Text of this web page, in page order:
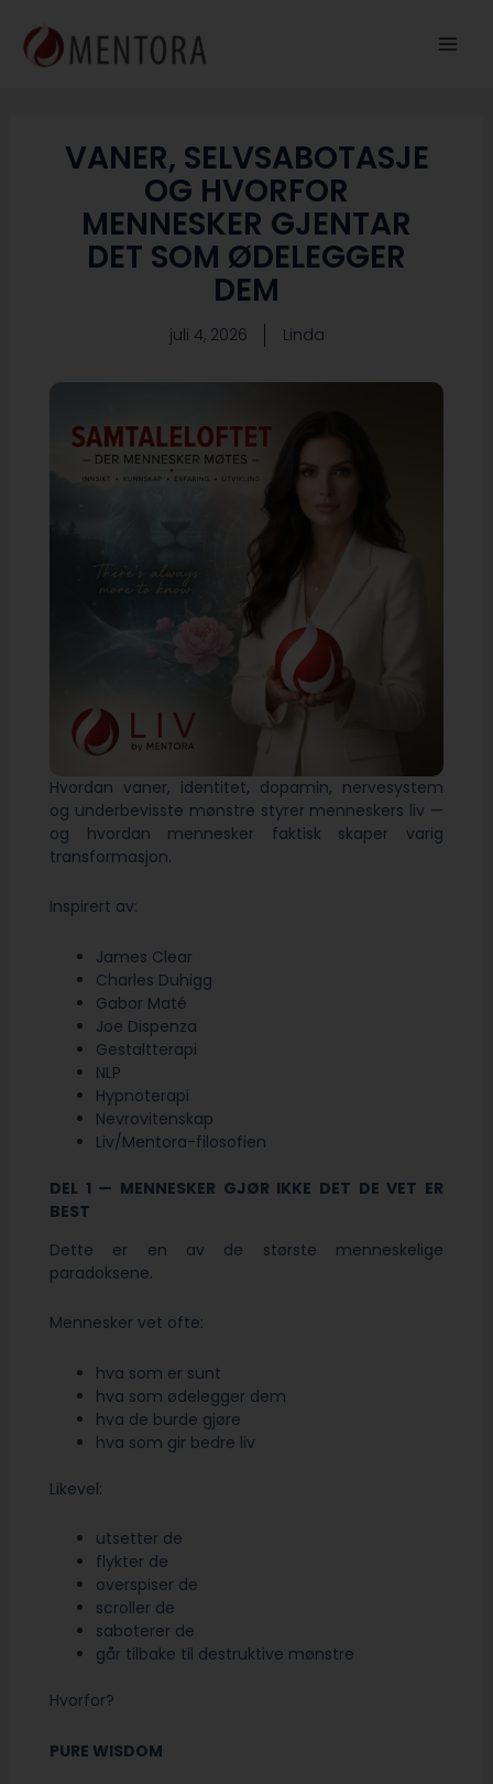
rett
VANER, SELVSABOTASJE
OG HVORFOR
MENNESKER GJENTAR
DET SOM ØDELEGGER
DEM
juli 4, 2026 Linda
Hvordan vaner, identitet, dopamin, nervesystem
og underbevisste mønstre styrer menneskers liv —
og hvordan mennesker faktisk skaper varig
transformasjon.
Inspirert av:
James Clear
Charles Duhigg
Gabor Maté
Joe Dispenza
Gestaltterapi
NLP
Hypnoterapi
Nevrovitenskap
Liv/Mentora-filosofien
DEL 1 — MENNESKER GJØR IKKE DET DE VET ER
BEST
Dette er en av de største menneskelige
paradoksene.
Mennesker vet ofte:
hva som er sunt
hva som ødelegger dem
hva de burde gjøre
hva som gir bedre liv
Likevel:
utsetter de
flykter de
overspiser de
scroller de
saboterer de
går tilbake til destruktive mønstre
Hvorfor?
PURE WISDOM